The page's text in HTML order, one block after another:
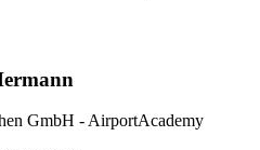
GmbH - AirportAcademy